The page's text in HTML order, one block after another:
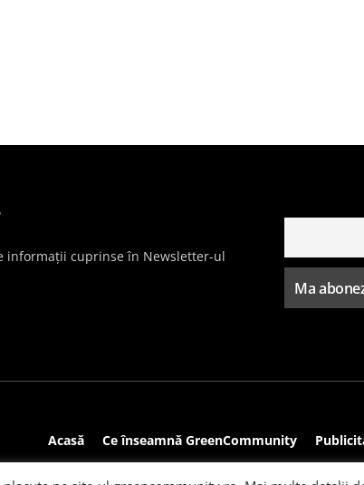
informații cuprinse în Newsletter-ul
Acasă Ce înseamnă GreenCommunity